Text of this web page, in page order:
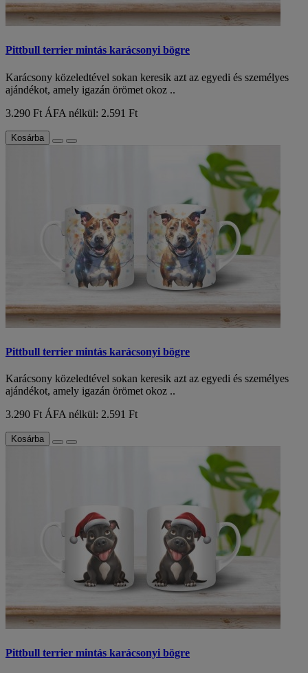
Pittbull terrier mintás karácsonyi bögre
Karácsony közeledtével sokan keresik azt az egyedi és személyes
ajándékot, amely igazán örömet okoz ..
3.290 Ft ÁFA nélkül: 2.591 Ft
Kosárba
Pittbull terrier mintás karácsonyi bögre
Karácsony közeledtével sokan keresik azt az egyedi és személyes
ajándékot, amely igazán örömet okoz ..
3.290 Ft ÁFA nélkül: 2.591 Ft
Kosárba
Pittbull terrier mintás karácsonyi bögre